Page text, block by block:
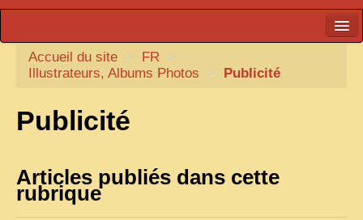
CARTACARO
PHOTOGRAPHES, EDITEURS
TONKIN
FRONTIÈRE
Accueil du site > FR >
Illustrateurs, Albums Photos
> Publicité
Publicité
Articles publiés dans cette
rubrique